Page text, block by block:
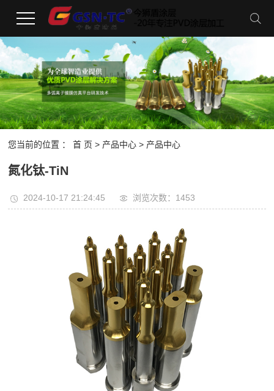
您当前的位置 ：首 页 > 产品中心 > 产品中心
氮化钛-TiN
2024-10-17 21:24:45 浏览次数：1453